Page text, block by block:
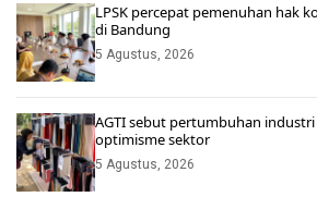
LPSK percepat pemenuhan hak
di Bandung
5 Agustus, 2026
AGTI sebut pertumbuhan industri
optimisme sektor
5 Agustus, 2026